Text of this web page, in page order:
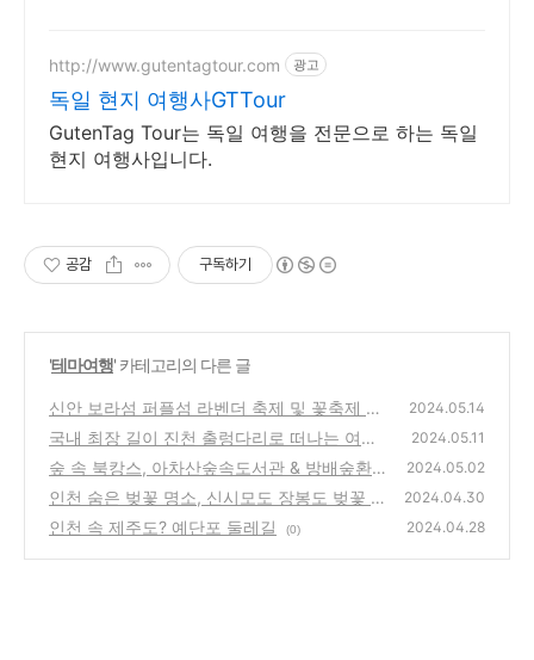
http://www.gutentagtour.com 광고
독일 현지 여행사GTTour
GutenTag Tour는 독일 여행을 전문으로 하는 독일
현지 여행사입니다.
공감 구독하기
'테마여행' 카테고리의 다른 글
신안 보라섬 퍼플섬 라벤더 축제 및 꽃축제 보
랏빛 물결속으로
(0)
2024.05.14
국내 최장 길이 진천 출렁다리로 떠나는 여행
(0)
2024.05.11
숲 속 북캉스, 아차산숲속도서관 & 방배숲환경
도서관 & 오동숲속도서관
(0)
2024.05.02
인천 숨은 벚꽃 명소, 신시모도 장봉도 벚꽃 및
여행 코스
(0)
2024.04.30
인천 속 제주도? 예단포 둘레길 (0) 2024.04.28